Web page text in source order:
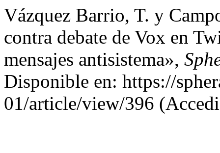
Vázquez Barrio, T. y
contra debate de Vox en
mensajes antisistema»,
Disponible en: https://
01/article/view/396